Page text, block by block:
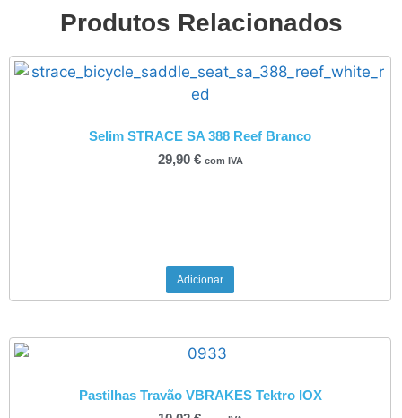
Produtos Relacionados
Selim STRACE SA 388 Reef Branco
29,90 € com IVA
Adicionar
Pastilhas Travão VBRAKES Tektro IOX